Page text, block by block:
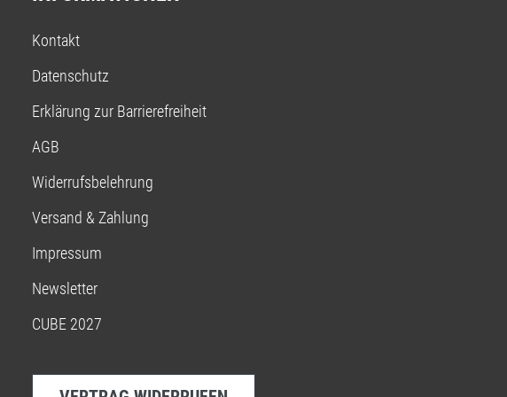
Kontakt
Datenschutz
Erklärung zur Barrierefreiheit
AGB
Widerrufsbelehrung
Versand & Zahlung
Impressum
Newsletter
CUBE 2027